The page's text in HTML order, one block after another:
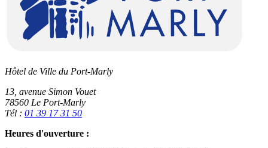
Hôtel de Ville du Port-Marly
13, avenue Simon Vouet
78560 Le Port-Marly
Tél : 01 39 17 31 50
Heures d'ouverture :